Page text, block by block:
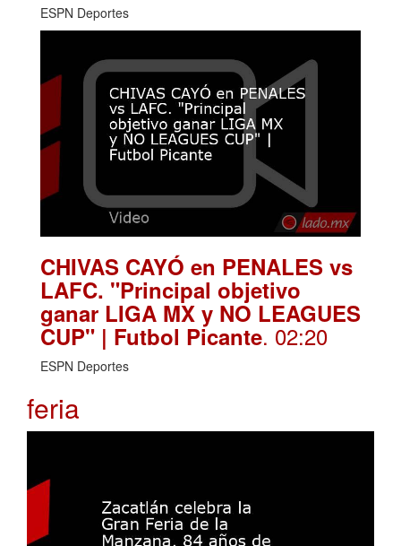
ESPN Deportes
CHIVAS CAYÓ en PENALES vs
LAFC. "Principal objetivo
ganar LIGA MX y NO LEAGUES
CUP" | Futbol Picante. 02:20
ESPN Deportes
feria